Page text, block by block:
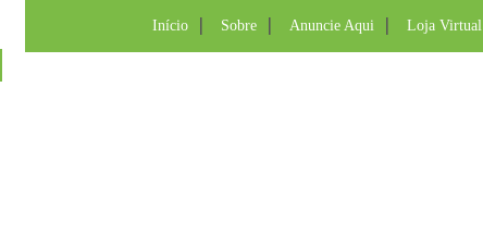
Início Sobre Anuncie Aqui Loja Virtual